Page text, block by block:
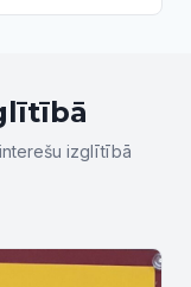
izglītībā